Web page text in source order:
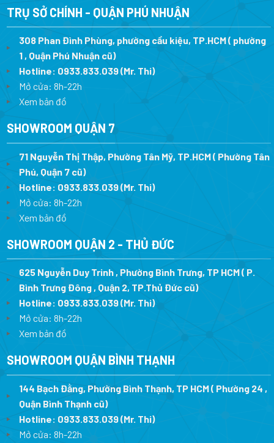
18.552.000 ₫.
TRỤ SỞ CHÍNH - QUẬN PHÚ NHUẬN
308 Phan Đình Phùng, phường cầu kiệu, TP.HCM ( phường
1 , Quận Phú Nhuận cũ)
Hotline: 0933.833.039(Mr. Thi)
Mở cửa: 8h-22h
Xem bản đồ
SHOWROOM QUẬN 7
71 Nguyễn Thị Thập, Phường Tân Mỹ, TP.HCM ( Phường Tân
Phú, Quận 7 cũ)
Hotline: 0933.833.039(Mr. Thi)
Mở cửa: 8h-22h
Xem bản đồ
SHOWROOM QUẬN 2 - THỦ ĐỨC
625 Nguyễn Duy Trinh , Phường Bình Trưng, TP HCM ( P.
Bình Trưng Đông , Quận 2, TP.Thủ Đức cũ)
Hotline: 0933.833.039(Mr. Thi)
Mở cửa: 8h-22h
Xem bản đồ
SHOWROOM QUẬN BÌNH THẠNH
144 Bạch Đằng, Phường Bình Thạnh, TP HCM ( Phường 24 ,
Quận Bình Thạnh cũ)
Hotline: 0933.833.039(Mr. Thi)
Mở cửa: 8h-22h